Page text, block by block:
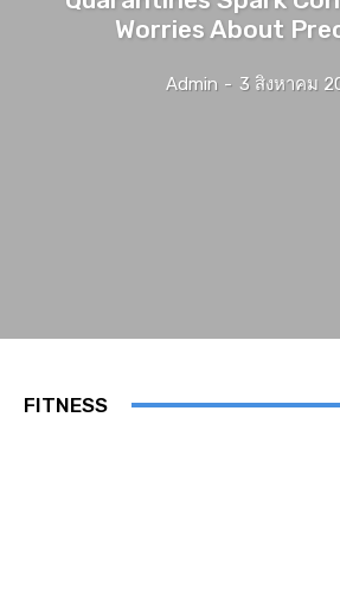
Worries About
Admin - 3 สิงหาคม
FITNESS